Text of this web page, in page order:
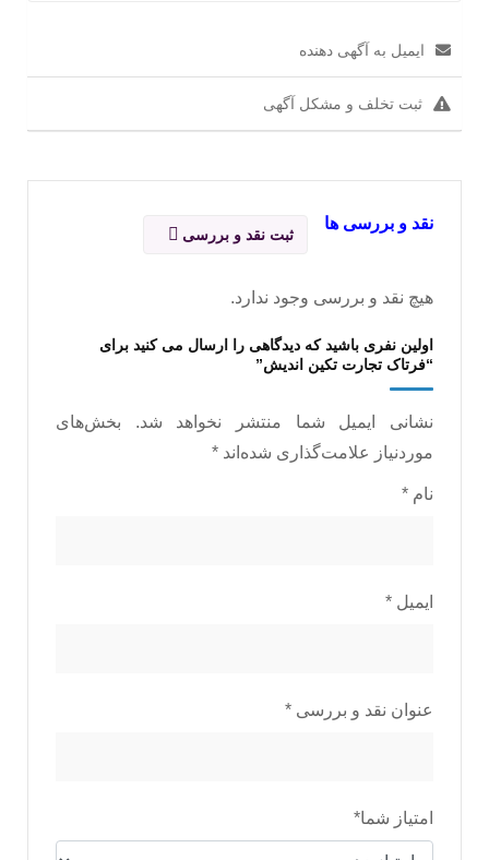
ایمیل به آگهی دهنده
ثبت تخلف و مشکل آگهی
نقد و بررسی ها
ثبت نقد و بررسی
هیچ نقد و بررسی وجود ندارد.
اولین نفری باشید که دیدگاهی را ارسال می کنید برای
“فرتاک تجارت تکین اندیش”
نشانی ایمیل شما منتشر نخواهد شد.
بخش‌های
موردنیاز علامت‌گذاری شده‌اند *
نام *
ایمیل *
عنوان نقد و بررسی *
امتیاز شما*